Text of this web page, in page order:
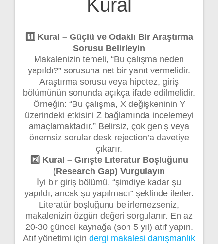
Kural
1️⃣ Kural – Güçlü ve Odaklı Bir Araştırma
Sorusu Belirleyin
Makalenizin temeli, “Bu çalışma neden
yapıldı?” sorusuna net bir yanıt vermelidir.
Araştırma sorusu veya hipotez, giriş
bölümünün sonunda açıkça ifade edilmelidir.
Örneğin: “Bu çalışma, X değişkeninin Y
üzerindeki etkisini Z bağlamında incelemeyi
amaçlamaktadır.” Belirsiz, çok geniş veya
önemsiz sorular desk rejection’a davetiye
çıkarır.
2️⃣ Kural – Girişte Literatür Boşluğunu
(Research Gap) Vurgulayın
İyi bir giriş bölümü, “şimdiye kadar şu
yapıldı, ancak şu yapılmadı” şeklinde ilerler.
Literatür boşluğunu belirlemezseniz,
makalenizin özgün değeri sorgulanır. En az
20-30 güncel kaynağa (son 5 yıl) atıf yapın.
Atıf yönetimi için dergi makalesi danışmanlık